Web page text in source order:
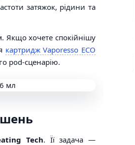
затяжок, рідини та
Якщо хочете спокійнішу
картридж Vaporesso ECO
pod-сценарію.
Tech. Її задача —